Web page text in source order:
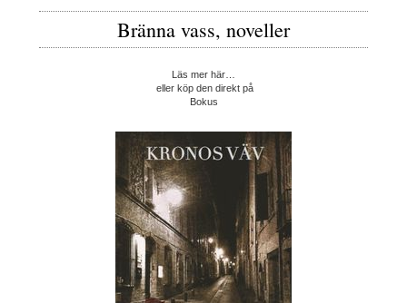
Bränna vass, noveller
Läs mer här…
eller köp den direkt på
Bokus